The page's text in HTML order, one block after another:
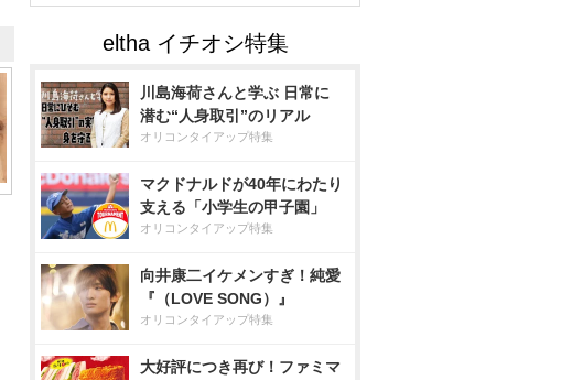
川島海荷さんと学ぶ 日常に
潜む“人身取引”のリアル
オリコンタイアップ特集
マクドナルドが40年にわたり
支える「小学生の甲子園」
オリコンタイアップ特集
向井康二イケメンすぎ！純愛
『（LOVE SONG）』
オリコンタイアップ特集
大好評につき再び！ファミマ